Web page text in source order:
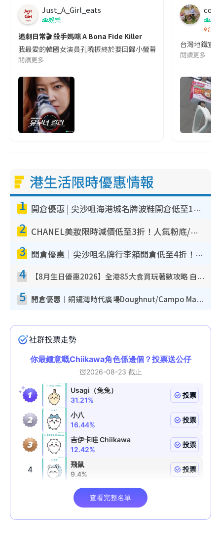
Just_A_Girl_eats
娛樂
追劇日常🎬 殺手媽咪 A Bona Fide Killer
我最愛的韓國女演員孔曉振終於要回歸小螢幕啦!這次的劇本改編
閱讀更多
co
吹
台灣
台灣地鐵宣
閱讀更多
港生活限時優惠情報
1 開倉優惠 | 尖沙咀海港城名牌波鞋開倉低至1折！On鞋$899起／Joy&Peace鞋履$98起
2 CHANEL美妝限時減價低至3折！人氣粉底/唇膏/精華液低至$275！COCO香水都有平
3 開倉優惠｜尖沙咀名牌行李箱開倉低至4折！一連5日 American Tourister/ace./Hallmark $200起！
4 【8月生日優惠2026】全港85大食買玩著數攻略 自助餐/火鍋放題同行免費＋誠品/DONKI送現金券
5 開倉優惠｜銅鑼灣時代廣場Doughnut/Campo Marzio開倉低至1折！背囊、書包、手袋劈價$200起